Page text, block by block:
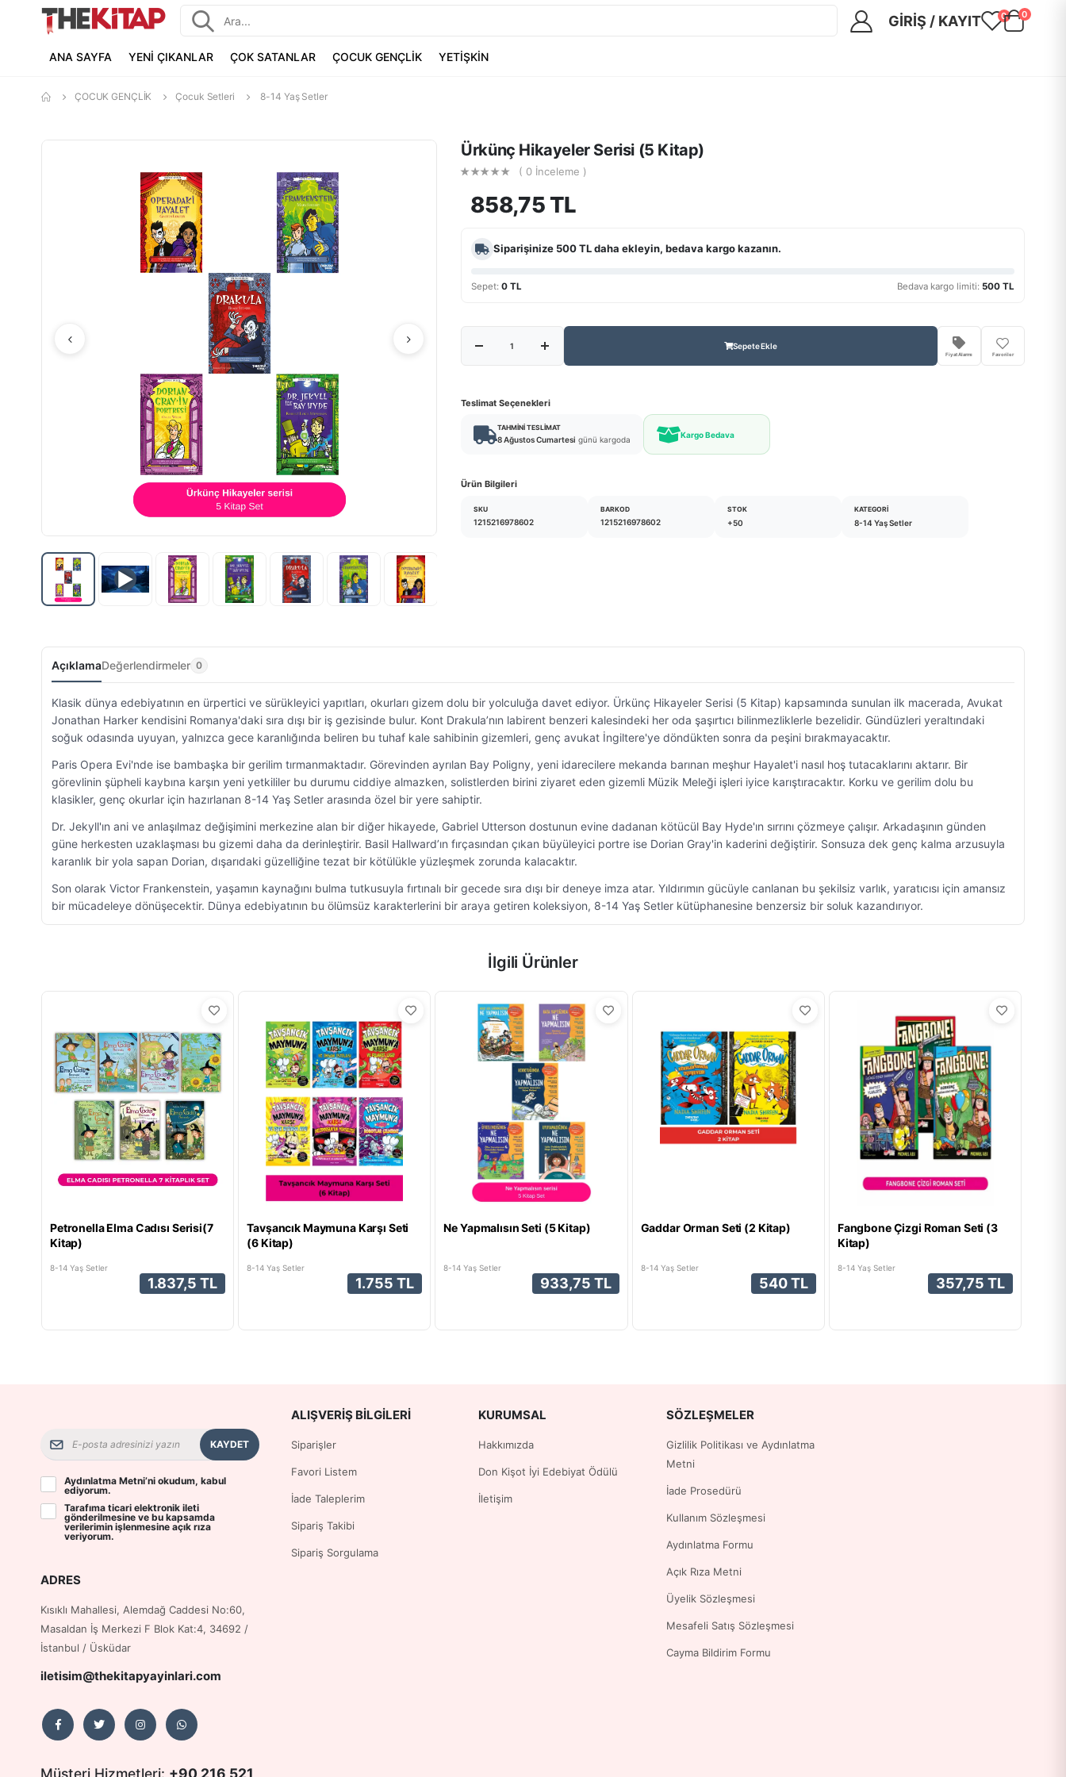
GIRIŞ / KAYIT 0 0
ANA SAYFA YENİ ÇIKANLAR ÇOK SATANLAR ÇOCUK GENÇLİK YETİŞKİN
ÇOCUK GENÇLİK Çocuk Setleri 8-14 Yaş Setler
▶
Ürkünç Hikayeler Serisi (5 Kitap)
( 0 İnceleme )
858,75 TL
Siparişinize 500 TLdaha ekleyin, bedava kargo kazanın.
Sepet:0 TL Bedava kargo limiti: 500 TL
Sepete Ekle
Fiyat Alarmı Favoriler
Teslimat Seçenekleri
TAHMINI TESLIMAT
8 Ağustos Cumartesi günü kargoda
Kargo Bedava
Ürün Bilgileri
SKU
1215216978602
BARKOD
1215216978602
STOK
+50
KATEGORI
8-14 Yaş Setler
AçıklamaDeğerlendirmeler 0
Klasik dünya edebiyatının en ürpertici ve sürükleyici yapıtları, okurları gizem dolu bir yolculuğa davet ediyor. Ürkünç Hikayeler Serisi (5 Kitap) kapsamında sunulan ilk macerada, Avukat
Jonathan Harker kendisini Romanya'daki sıra dışı bir iş gezisinde bulur. Kont Drakula’nın labirent benzeri kalesindeki her oda şaşırtıcı bilinmezliklerle bezelidir. Gündüzleri yeraltındaki
soğuk odasında uyuyan, yalnızca gece karanlığında beliren bu tuhaf kale sahibinin gizemleri, genç avukat İngiltere'ye döndükten sonra da peşini bırakmayacaktır.
Paris Opera Evi'nde ise bambaşka bir gerilim tırmanmaktadır. Görevinden ayrılan Bay Poligny, yeni idarecilere mekanda barınan meşhur Hayalet'i nasıl hoş tutacaklarını aktarır. Bir
görevlinin şüpheli kaybına karşın yeni yetkililer bu durumu ciddiye almazken, solistlerden birini ziyaret eden gizemli Müzik Meleği işleri iyice karıştıracaktır. Korku ve gerilim dolu bu
klasikler, genç okurlar için hazırlanan 8-14 Yaş Setler arasında özel bir yere sahiptir.
Dr. Jekyll'ın ani ve anlaşılmaz değişimini merkezine alan bir diğer hikayede, Gabriel Utterson dostunun evine dadanan kötücül Bay Hyde'ın sırrını çözmeye çalışır. Arkadaşının günden
güne herkesten uzaklaşması bu gizemi daha da derinleştirir. Basil Hallward’ın fırçasından çıkan büyüleyici portre ise Dorian Gray'in kaderini değiştirir. Sonsuza dek genç kalma arzusuyla
karanlık bir yola sapan Dorian, dışarıdaki güzelliğine tezat bir kötülükle yüzleşmek zorunda kalacaktır.
Son olarak Victor Frankenstein, yaşamın kaynağını bulma tutkusuyla fırtınalı bir gecede sıra dışı bir deneye imza atar. Yıldırımın gücüyle canlanan bu şekilsiz varlık, yaratıcısı için amansız
bir mücadeleye dönüşecektir. Dünya edebiyatının bu ölümsüz karakterlerini bir araya getiren koleksiyon, 8-14 Yaş Setler kütüphanesine benzersiz bir soluk kazandırıyor.
İlgili Ürünler
Petronella Elma Cadısı Serisi(7
Kitap)
8-14 Yaş Setler
1.837,5 TL
Tavşancık Maymuna Karşı Seti
(6 Kitap)
8-14 Yaş Setler
1.755 TL
Ne Yapmalısın Seti (5 Kitap)
8-14 Yaş Setler
933,75 TL
Gaddar Orman Seti (2 Kitap)
8-14 Yaş Setler
540 TL
Fangbone Çizgi Roman Seti (3
Kitap)
8-14 Yaş Setler
357,75 TL
ALIŞVERIŞ BILGILERI
Siparişler
Favori Listem
İade Taleplerim
Sipariş Takibi
Sipariş Sorgulama
KURUMSAL
Hakkımızda
Don Kişot İyi Edebiyat Ödülü
İletişim
SÖZLEŞMELER
Gizlilik Politikası ve Aydınlatma
Metni
İade Prosedürü
Kullanım Sözleşmesi
Aydınlatma Formu
Açık Rıza Metni
Üyelik Sözleşmesi
Mesafeli Satış Sözleşmesi
Cayma Bildirim Formu
KAYDET
Aydınlatma Metni’ni okudum, kabul
ediyorum.
Tarafıma ticari elektronik ileti
gönderilmesine ve bu kapsamda
verilerimin işlenmesineaçık rıza
veriyorum.
ADRES
Kısıklı Mahallesi, Alemdağ Caddesi No:60,
Masaldan İş Merkezi F Blok Kat:4, 34692 /
İstanbul / Üsküdar
iletisim@thekitapyayinlari.com
Müşteri Hizmetleri: +90 216 521